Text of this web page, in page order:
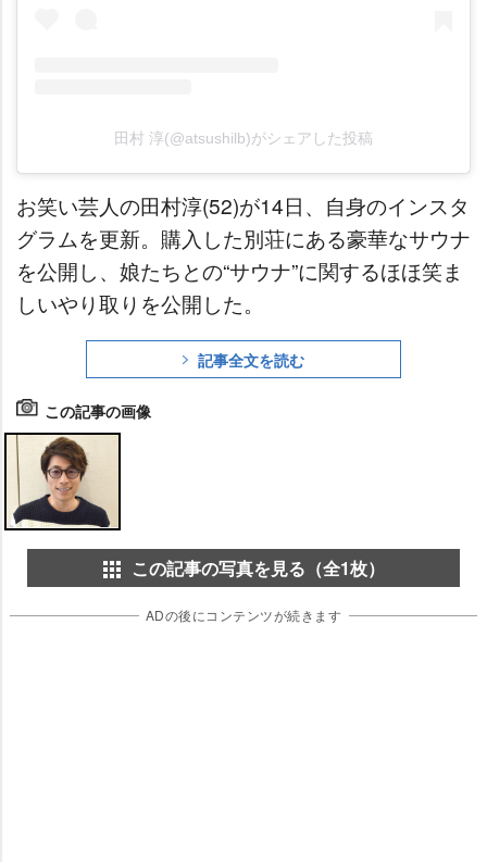
田村 淳(@atsushilb)がシェアした投稿
お笑い芸人の田村淳(52)が14日、自身のインスタ
グラムを更新。購入した別荘にある豪華なサウナ
を公開し、娘たちとの“サウナ”に関するほほ笑ま
しいやり取りを公開した。
記事全文を読む
この記事の画像
この記事の写真を見る（全1枚）
ADの後にコンテンツが続きます